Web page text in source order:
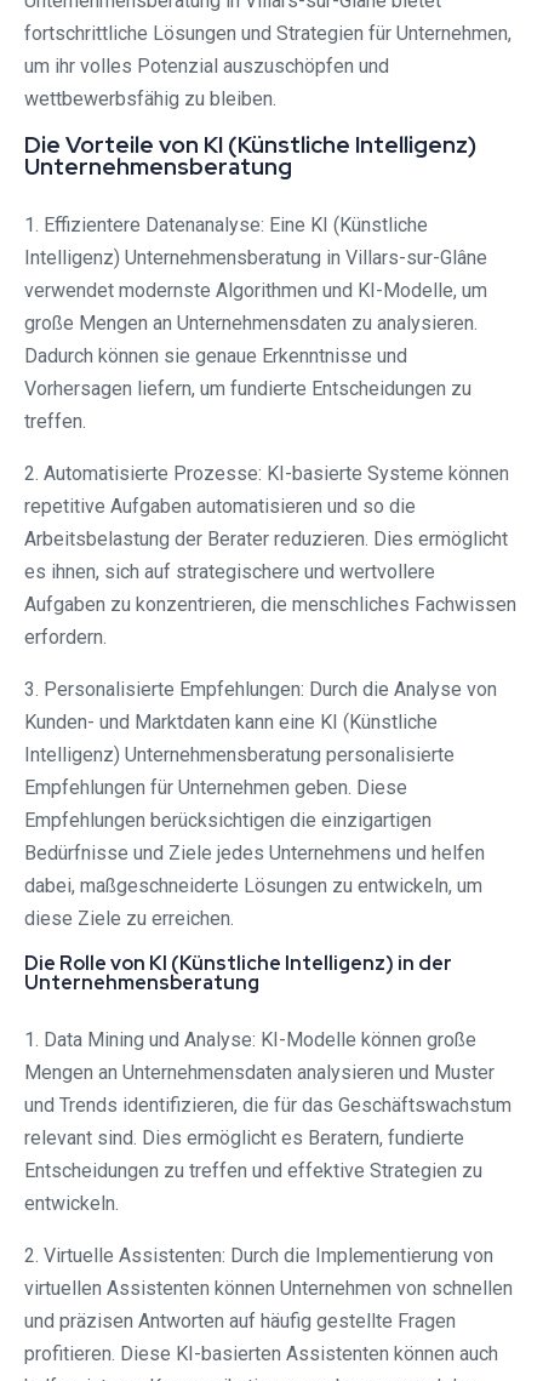
fortschrittliche Lösungen und Strategien für Unternehmen,
um ihr volles Potenzial auszuschöpfen und
wettbewerbsfähig zu bleiben.
Die Vorteile von KI (Künstliche Intelligenz)
Unternehmensberatung
1. Effizientere Datenanalyse: Eine KI (Künstliche
Intelligenz) Unternehmensberatung in Villars-sur-Glâne
verwendet modernste Algorithmen und KI-Modelle, um
große Mengen an Unternehmensdaten zu analysieren.
Dadurch können sie genaue Erkenntnisse und
Vorhersagen liefern, um fundierte Entscheidungen zu
treffen.
2. Automatisierte Prozesse: KI-basierte Systeme können
repetitive Aufgaben automatisieren und so die
Arbeitsbelastung der Berater reduzieren. Dies ermöglicht
es ihnen, sich auf strategischere und wertvollere
Aufgaben zu konzentrieren, die menschliches Fachwissen
erfordern.
3. Personalisierte Empfehlungen: Durch die Analyse von
Kunden- und Marktdaten kann eine KI (Künstliche
Intelligenz) Unternehmensberatung personalisierte
Empfehlungen für Unternehmen geben. Diese
Empfehlungen berücksichtigen die einzigartigen
Bedürfnisse und Ziele jedes Unternehmens und helfen
dabei, maßgeschneiderte Lösungen zu entwickeln, um
diese Ziele zu erreichen.
Die Rolle von KI (Künstliche Intelligenz) in der
Unternehmensberatung
1. Data Mining und Analyse: KI-Modelle können große
Mengen an Unternehmensdaten analysieren und Muster
und Trends identifizieren, die für das Geschäftswachstum
relevant sind. Dies ermöglicht es Beratern, fundierte
Entscheidungen zu treffen und effektive Strategien zu
entwickeln.
2. Virtuelle Assistenten: Durch die Implementierung von
virtuellen Assistenten können Unternehmen von schnellen
und präzisen Antworten auf häufig gestellte Fragen
profitieren. Diese KI-basierten Assistenten können auch